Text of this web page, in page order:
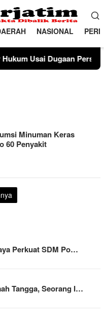
NASIONAL
Perselingkuhan Suami di
Minuman Keras
60 Penyakit
Perkuat SDM Po…
Tangga, Seorang I…